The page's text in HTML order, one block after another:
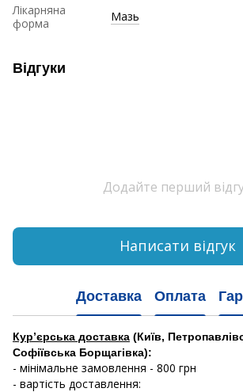
Лікарняна
форма
Мазь
Відгуки
Додайте перший
Написати відгук
Доставка Оплата
Кур’єрська доставка (Київ,
Софіївська Борщагівка):
- мінімальне замовлення - 800 грн
- вартість доставлення: